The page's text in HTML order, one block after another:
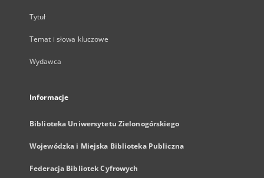
Tytuł
Temat i słowa kluczowe
Wydawca
Informacje
Biblioteka Uniwersytetu Zielonogórskiego
Wojewódzka i Miejska Biblioteka Publiczna
Federacja Bibliotek Cyfrowych